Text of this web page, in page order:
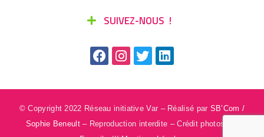
SUIVEZ-NOUS !
© Copyright 2022 Réseau initiative Var – Réalisé par SB’Com /
Sophie Beneult– Reproduction interdite – Crédit photos : ©